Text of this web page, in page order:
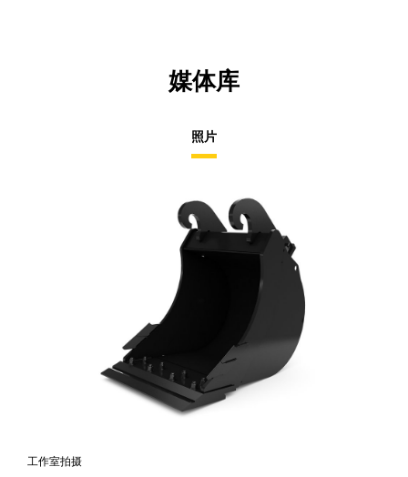
媒体库
照片
工作室拍摄